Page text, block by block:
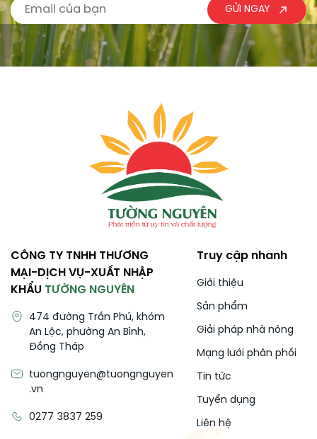
GỬI NGAY
CÔNG TY TNHH THƯƠNG
MẠI-DỊCH VỤ-XUẤT NHẬP
KHẨU TƯỜNG NGUYÊN
474 đường Trần Phú, khóm
An Lộc, phường An Bình,
Đồng Tháp
tuongnguyen@tuongnguyen
.vn
0277 3837 259
Truy cập nhanh
Giới thiệu
Sản phẩm
Giải pháp nhà nông
Mạng lưới phân phối
Tin tức
Tuyển dụng
Liên hệ